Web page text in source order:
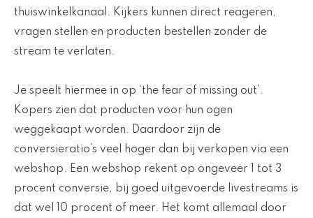
thuiswinkelkanaal. Kijkers kunnen direct reageren,
vragen stellen en producten bestellen zonder de
stream te verlaten.
Je speelt hiermee in op ‘the fear of missing out’.
Kopers zien dat producten voor hun ogen
weggekaapt worden. Daardoor zijn de
conversieratio’s veel hoger dan bij verkopen via een
webshop. Een webshop rekent op ongeveer 1 tot 3
procent conversie, bij goed uitgevoerde livestreams is
dat wel 10 procent of meer. Het komt allemaal door